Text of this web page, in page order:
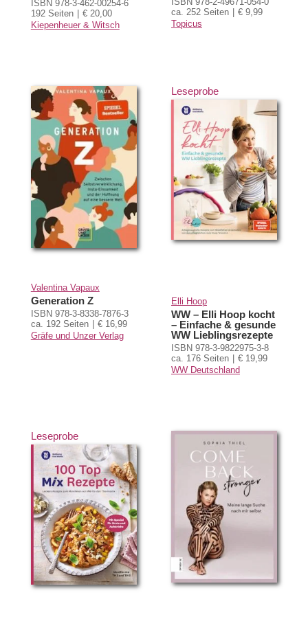
ISBN 978-3-462-00254-6
192 Seiten
€ 20,00
Kiepenheuer & Witsch
ca. 252 Seiten
€ 9,99
Topicus
Valentina Vapaux
Generation Z
ISBN 978-3-8338-7876-3
ca. 192 Seiten
€ 16,99
Gräfe und Unzer Verlag
Leseprobe
Elli Hoop
WW – Elli Hoop kocht
– Einfache & gesunde
WW Lieblingsrezepte
ISBN 978-3-9822975-3-8
ca. 176 Seiten
€ 19,99
WW Deutschland
Leseprobe